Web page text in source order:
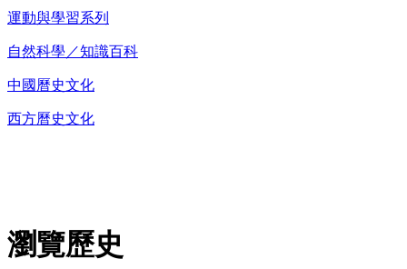
運動與學習系列
自然科學／知識百科
中國曆史文化
西方曆史文化
瀏覽歷史